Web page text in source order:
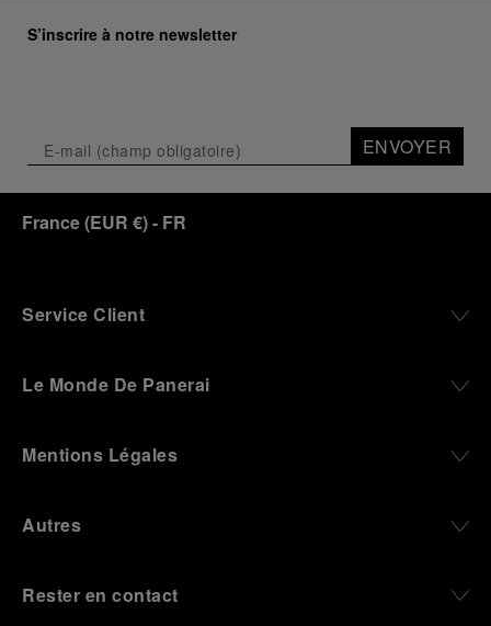
S’inscrire à notre newsletter
ENVOYER
France(EUR €)- FR
Service Client
Le Monde De Panerai
Mentions Légales
Autres
Rester en contact